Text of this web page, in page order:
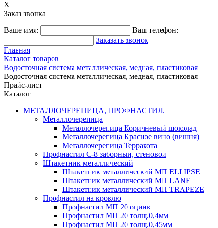
X
Заказ звонка
Ваше имя:
Ваш телефон:
Заказать звонок
Главная
Каталог товаров
Водосточная система металлическая, медная, пластиковая
Водосточная система металлическая, медная, пластиковая
Прайс-лист
Каталог
МЕТАЛЛОЧЕРЕПИЦА, ПРОФНАСТИЛ.
Металлочерепица
Металлочерепица Коричневый шоколад
Металлочерепица Красное вино (вишня)
Металлочерепица Терракота
Профнастил С-8 заборный, стеновой
Штакетник металлический
Штакетник металлический МП ELLIPSE
Штакетник металлический МП LАNE
Штакетник металлический МП TRAPEZE
Профнастил на кровлю
Профнастил МП 20 оцинк.
Профнастил МП 20 толщ.0,4мм
Профнастил МП 20 толщ.0,45мм